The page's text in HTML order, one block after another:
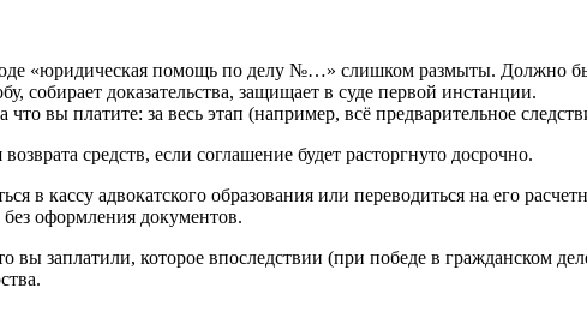
«юридическая помощь по делу №…» слишком размыты. Должно
собирает доказательства, защищает в суде первой инстанции.
вы платите: за весь этап (например, всё предварительное
средств, если соглашение будет расторгнуто досрочно.
в кассу адвокатского образования или переводиться на его
оформления документов.
вы заплатили, которое впоследствии (при победе в гражданском